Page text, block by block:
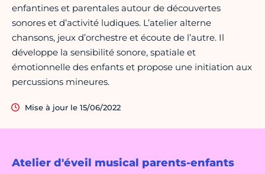
Atelier d'éveil musical parents-enfants
enfantines et parentales autour de découvertes
sonores et d’activité ludiques. L’atelier alterne
chansons, jeux d’orchestre et écoute de l’autre. Il
développe la sensibilité sonore, spatiale et
émotionnelle des enfants et propose une initiation aux
percussions mineures.
Mise à jour le 15/06/2022